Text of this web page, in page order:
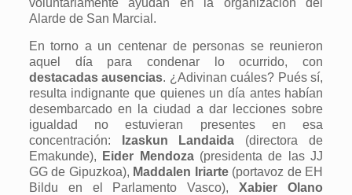
Alarde de San Marcial.
En torno a un centenar de personas se reunieron
aquel día para condenar lo ocurrido, con
destacadas ausencias. ¿Adivinan cuáles? Pués sí,
resulta indignante que quienes un día antes habían
desembarcado en la ciudad a dar lecciones sobre
igualdad no estuvieran presentes en esa
concentración:
Izaskun Landaida (directora de
Emakunde),
Eider Mendoza(presidenta de las JJ
GG de Gipuzkoa), Maddalen Iriarte(portavoz de EH
Bildu en el Parlamento Vasco),Xabier Olano